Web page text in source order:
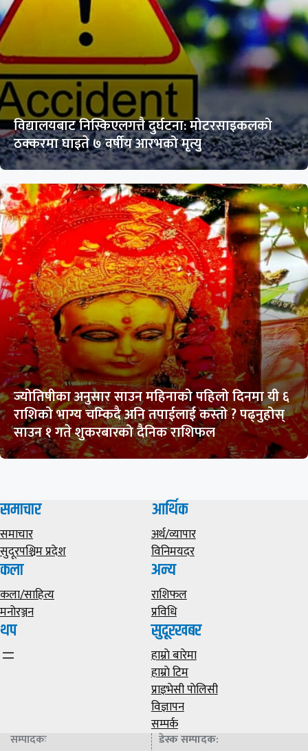
विद्यालयबाट निस्किएलगत्तै दुर्घटना: मोटरसाइकलको
ठक्करमा घाइते ७ वर्षीय आरभको मृत्यु
ज्योतिषीका अनुसार साउन महिनाको पहिलो दिनमा यी ६
राशिको भाग्य चम्किदै अनि तपाईलाई कस्तो ? पढ्नुहोस्
साउन १ गते शुकरबारको दैनिक राशिफल
समाचार
समाचार
सुदूरपश्चिम प्रदेश
आर्थिक
अर्थ/व्यापार
विनिमयदर
कला
कला/साहित्य
मनोरञ्जन
अन्य
राशिफल
प्रविधि
थप सुदूरखबर
हाम्राे बारेमा
हाम्राे टिम
प्राइभेसी पाेलिसी
विज्ञापन
सम्पर्क
सम्पादकः डेस्क सम्पादक: